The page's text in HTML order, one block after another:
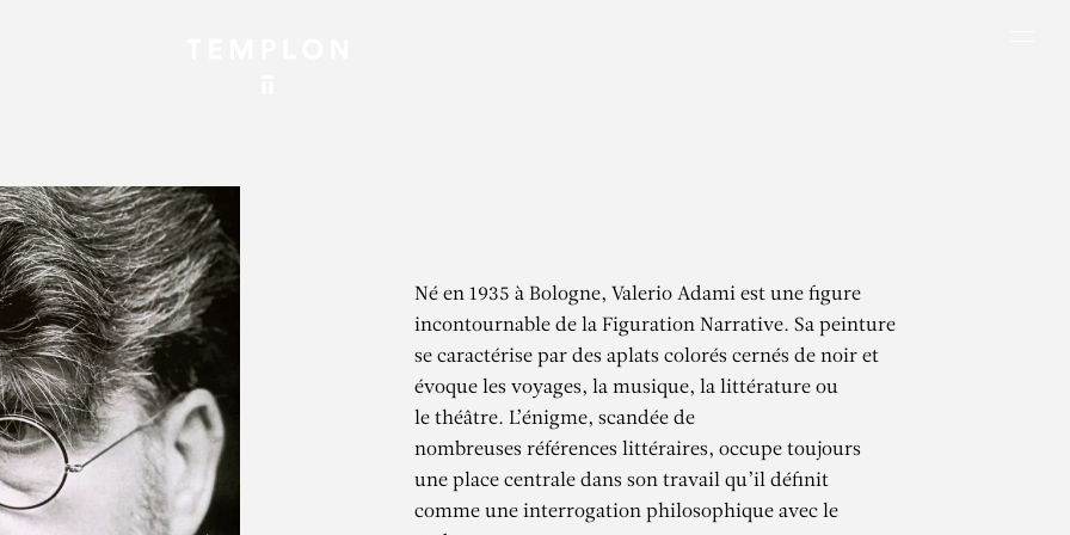
Né en 1935 à Bologne, Valerio Adami est une figure
incontournable de la Figuration Narrative. Sa peinture
se caractérise par des aplats colorés cernés de noir et
évoque les voyages, la musique, la littérature ou
le théâtre. L’énigme, scandée de
nombreuses références littéraires, occupe toujours
une place centrale dans son travail qu’il définit
comme une interrogation philosophique avec le